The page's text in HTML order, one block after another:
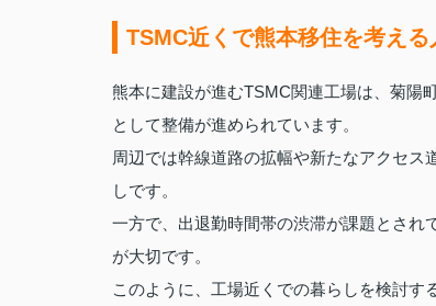
TSMC近くで熊本移住を考える
熊本に建設が進むTSMC関連工場は、菊陽
として整備が進められています。
周辺では幹線道路の拡幅や新たなアクセ
しです。
一方で、出退勤時間帯の渋滞が課題とされ
が大切です。
このように、工場近くでの暮らしを検討